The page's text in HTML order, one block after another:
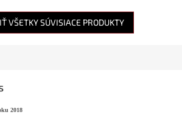
VŠETKY SÚVISIACE PRODUKTY
2018